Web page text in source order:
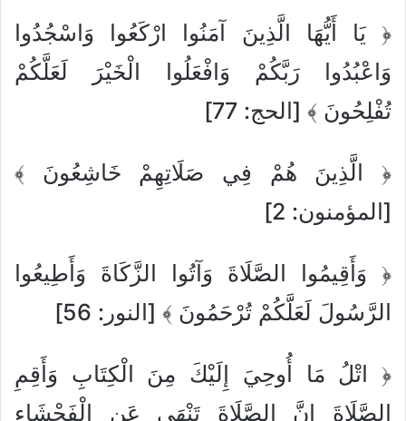
﴿ يَا أَيُّهَا الَّذِينَ آمَنُوا ارْكَعُوا وَاسْجُدُوا
وَاعْبُدُوا رَبَّكُمْ وَافْعَلُوا الْخَيْرَ لَعَلَّكُمْ
تُفْلِحُونَ ﴾ [الحج: 77]
﴿ الَّذِينَ هُمْ فِي صَلَاتِهِمْ خَاشِعُونَ ﴾
[المؤمنون: 2]
﴿ وَأَقِيمُوا الصَّلَاةَ وَآتُوا الزَّكَاةَ وَأَطِيعُوا
الرَّسُولَ لَعَلَّكُمْ تُرْحَمُونَ ﴾ [النور: 56]
﴿ اتْلُ مَا أُوحِيَ إِلَيْكَ مِنَ الْكِتَابِ وَأَقِمِ
الصَّلَاةَ إِنَّ الصَّلَاةَ تَنْهَى عَنِ الْفَحْشَاءِ